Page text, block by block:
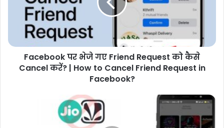
Facebook पर भेजे गए Friend Request को कैसे
Cancel करें? | How to Cancel Friend Request in
Facebook?